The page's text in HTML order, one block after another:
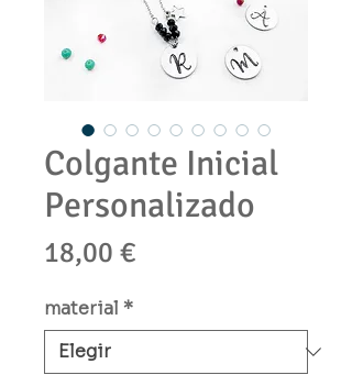
Colgante Inicial
Personalizado
18,00 €
material *